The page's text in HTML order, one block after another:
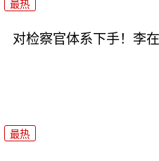
最热
对检察官体系下手！李
最热